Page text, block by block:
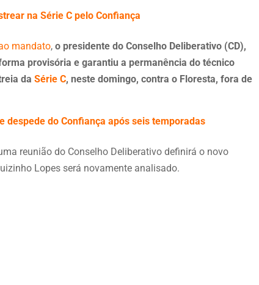
na Série C pelo Confiança
mandato,o presidente do Conselho Deliberativo (CD),
provisória e garantiu a permanência do técnico
daSérie C, neste domingo, contra o Floresta, fora de
despede do Confiança após seis temporadas
reunião do Conselho Deliberativo definirá o novo
Lopes será novamente analisado.